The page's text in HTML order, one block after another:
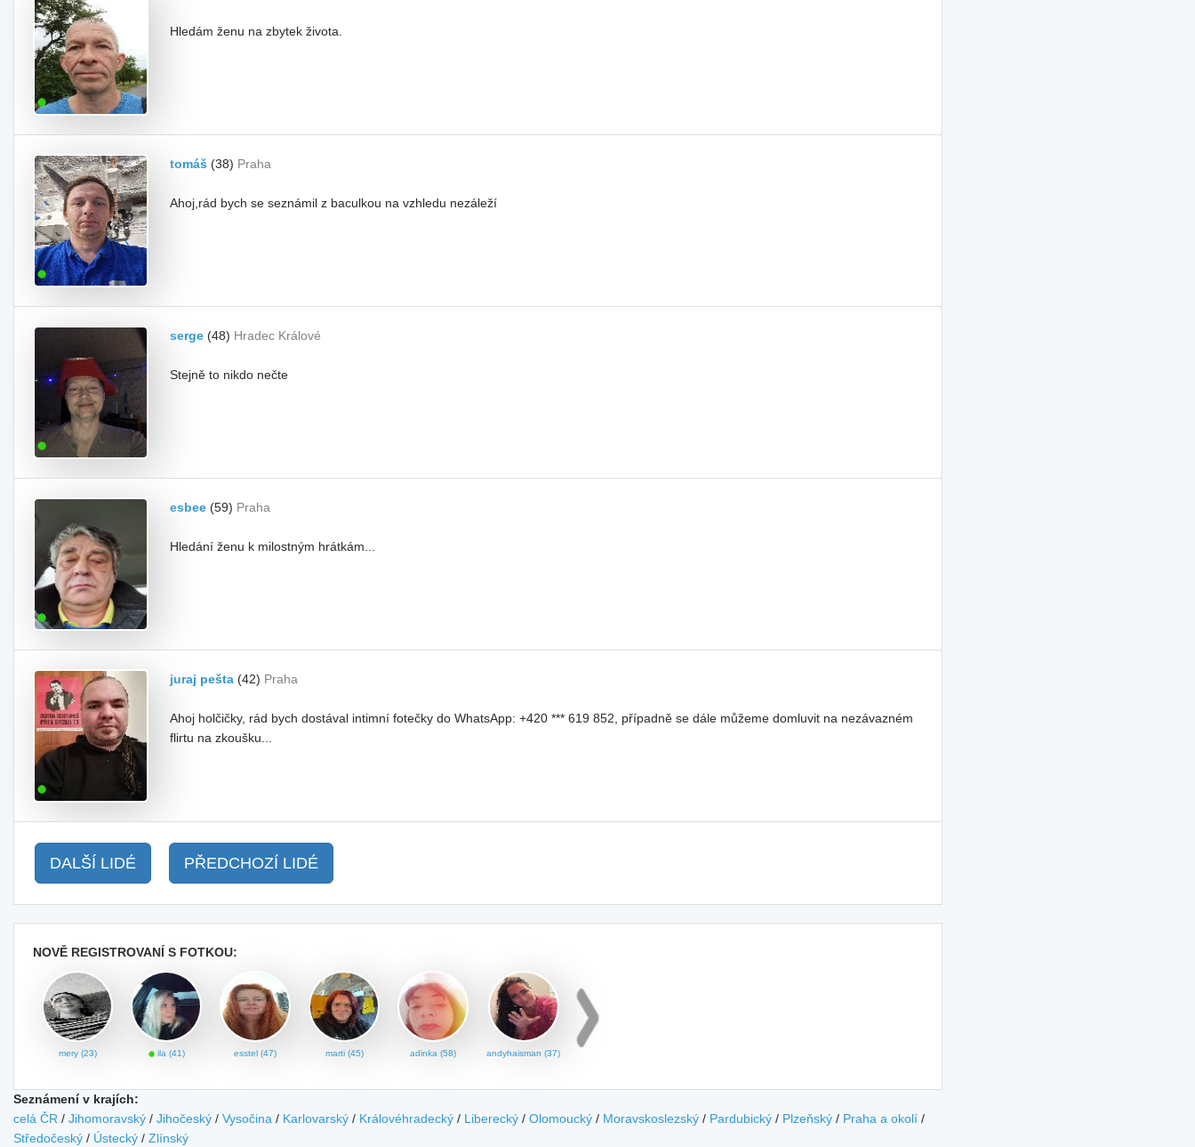
Hledám ženu na zbytek života.
tomáš (38) Praha
Ahoj,rád bych se seznámil z baculkou na vzhledu nezáleží
serge (48) Hradec Králové
Stejně to nikdo nečte
esbee (59) Praha
Hledání ženu k milostným hrátkám...
juraj pešta (42) Praha
Ahoj holčičky, rád bych dostával intimní fotečky do WhatsApp: +420 *** 619 852, případně se dále můžeme domluvit na nezávazném
flirtu na zkoušku...
DALŠÍ LIDÉ PŘEDCHOZÍ LIDÉ
NOVĚ REGISTROVANÍ S FOTKOU:
mery (23) ila (41) esstel (47) marti (45) adinka (58) andyhaisman (37)
Seznámení v krajích:
celá ČR / Jihomoravský / Jihočeský / Vysočina / Karlovarský / Královéhradecký / Liberecký / Olomoucký / Moravskoslezský / Pardubický / Plzeňský / Praha a okolí /
Středočeský / Ústecký / Zlínský